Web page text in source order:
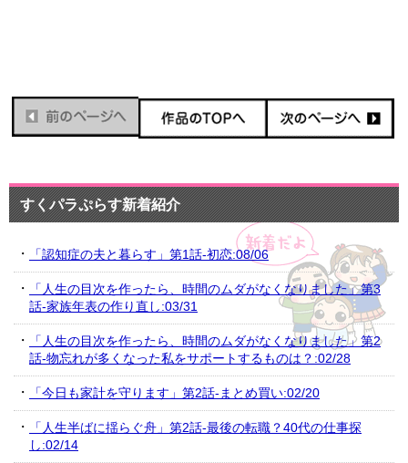
すくパラぷらす新着紹介
「認知症の夫と暮らす」第1話-初恋:08/06
「人生の目次を作ったら、時間のムダがなくなりました」第3
話-家族年表の作り直し:03/31
「人生の目次を作ったら、時間のムダがなくなりました」第2
話-物忘れが多くなった私をサポートするものは？:02/28
「今日も家計を守ります」第2話-まとめ買い:02/20
「人生半ばに揺らぐ舟」第2話-最後の転職？40代の仕事探
し:02/14